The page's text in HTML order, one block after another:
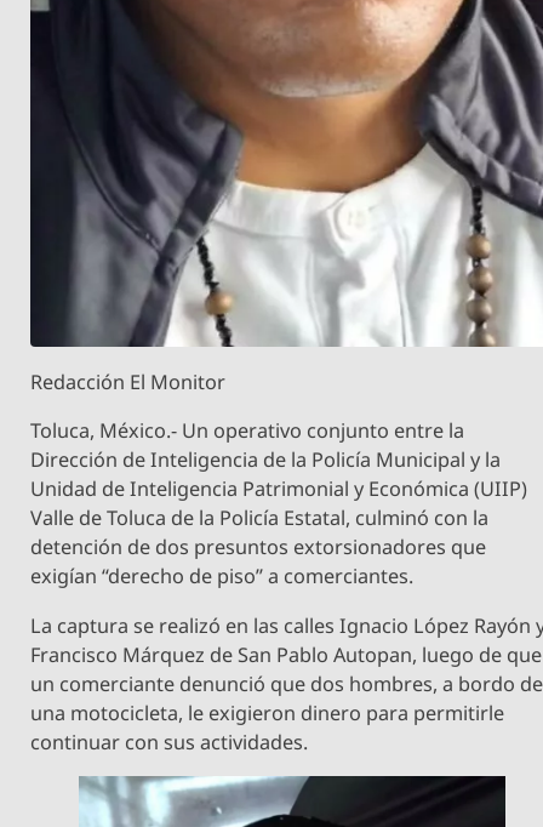
Redacción El Monitor
Toluca, México.- Un operativo conjunto entre la
Dirección de Inteligencia de la Policía Municipal y la
Unidad de Inteligencia Patrimonial y Económica (UIIP)
Valle de Toluca de la Policía Estatal, culminó con la
detención de dos presuntos extorsionadores que
exigían “derecho de piso” a comerciantes.
La captura se realizó en las calles Ignacio López Rayón
Francisco Márquez de San Pablo Autopan, luego de que
un comerciante denunció que dos hombres, a bordo de
una motocicleta, le exigieron dinero para permitirle
continuar con sus actividades.